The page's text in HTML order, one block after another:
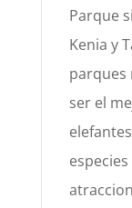
Parque
Kenia y
parques
ser el